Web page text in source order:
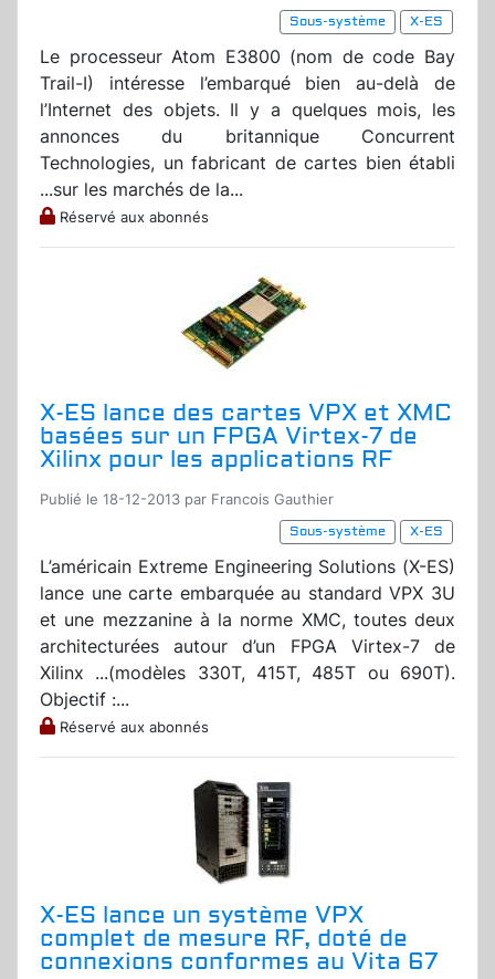
Sous-système X-ES
Le processeur Atom E3800 (nom de code Bay
Trail-I) intéresse l’embarqué bien au-delà de
l’Internet des objets. Il y a quelques mois, les
annonces du britannique Concurrent
Technologies, un fabricant de cartes bien établi
...sur les marchés de la...
Réservé aux abonnés
X-ES lance des cartes VPX et XMC
basées sur un FPGA Virtex-7 de
Xilinx pour les applications RF
Publié le 18-12-2013 par Francois Gauthier
Sous-système
X-ES
L’américain Extreme Engineering Solutions (X-ES)
lance une carte embarquée au standard VPX 3U
et une mezzanine à la norme XMC, toutes deux
architecturées autour d’un FPGA Virtex-7 de
Xilinx ...(modèles 330T, 415T, 485T ou 690T).
Objectif :...
Réservé aux abonnés
X-ES lance un système VPX
complet de mesure RF, doté de
connexions conformes au Vita 67